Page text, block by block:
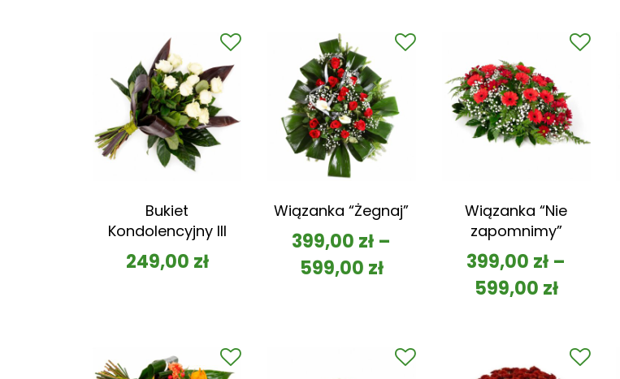
Bukiet
Kondolencyjny III
249,00 zł
Wiązanka “Żegnaj”
399,00 zł –
599,00 zł
Wiązanka “Nie
zapomnimy”
399,00 zł –
599,00 zł